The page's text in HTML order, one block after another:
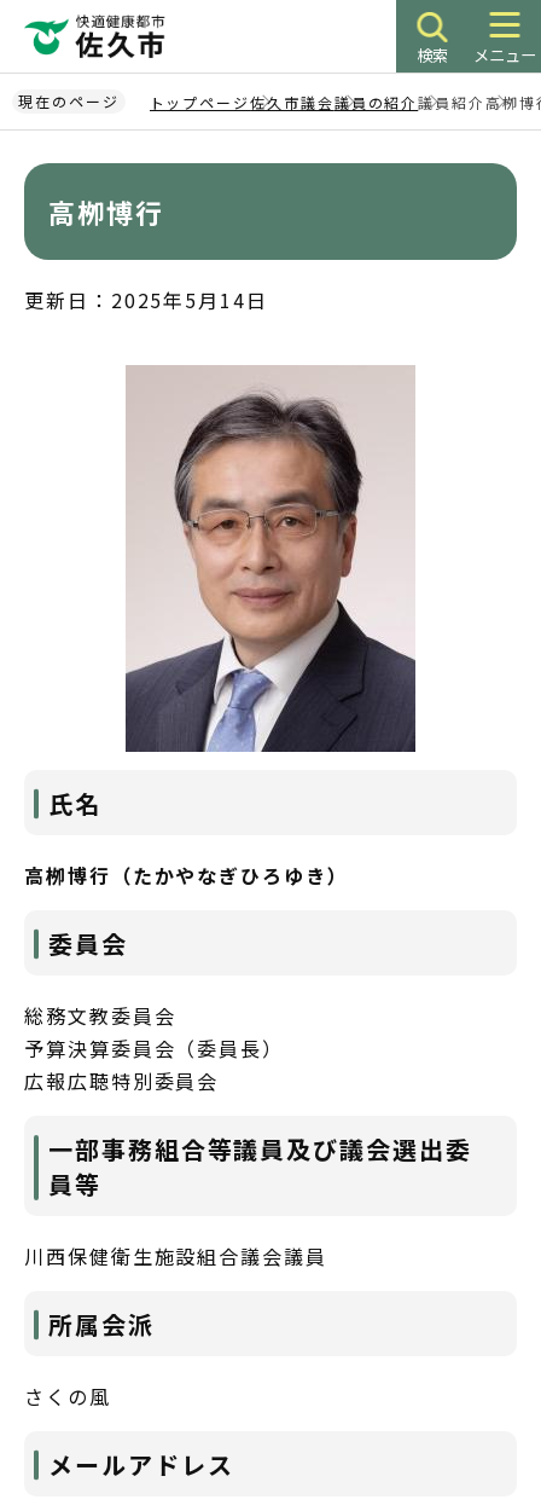
ペ
ー
ジ
検索 メニュー
現在のページ トップページ佐久市議会議員の紹介議員紹介高栁博
高栁博行
更新日：2025年5月14日
氏名
高栁博行（たかやなぎひろゆき）
委員会
総務文教委員会
予算決算委員会（委員長）
広報広聴特別委員会
一部事務組合等議員及び議会選出委
員等
川西保健衛生施設組合議会議員
所属会派
さくの風
メールアドレス